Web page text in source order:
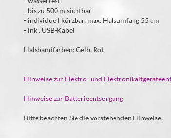
- bis zu 500 m sichtbar
- individuell kürzbar, max. Halsumfang 55 cm
- inkl. USB-Kabel
Halsbandfarben: Gelb, Rot
Hinweise zur Elektro- und
Hinweise zur Batterieentsorgung
Bitte beachten Sie die vorstehenden Hinweise.